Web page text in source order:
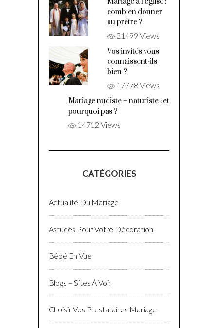
combien donner
au prêtre ?
21499 Views
Vos invités vous
connaissent-ils
bien ?
17778 Views
Mariage nudiste – naturiste : et
pourquoi pas ?
14712 Views
CATÉGORIES
Actualité Du Mariage
Astuces Pour Votre Décoration
Bébé En Vue
Blogs – Sites À Voir
Choisir Vos Prestataires Mariage